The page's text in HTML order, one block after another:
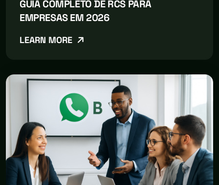
GUIA COMPLETO DE RCS PARA
EMPRESAS EM 2026
LEARN MORE